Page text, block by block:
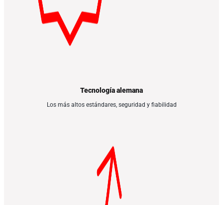
Tecnología alemana
Los más altos estándares, seguridad y fiabilidad